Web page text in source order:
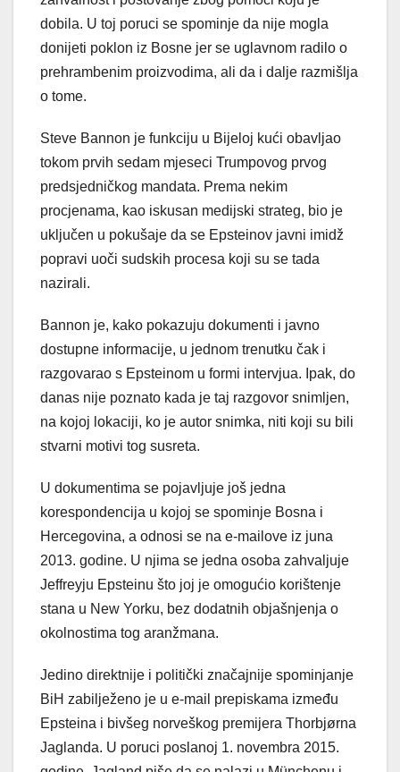
dobila. U toj poruci se spominje da nije mogla
donijeti poklon iz Bosne jer se uglavnom radilo o
prehrambenim proizvodima, ali da i dalje razmišlja
o tome.
Steve Bannon je funkciju u Bijeloj kući obavljao
tokom prvih sedam mjeseci Trumpovog prvog
predsjedničkog mandata. Prema nekim
procjenama, kao iskusan medijski strateg, bio je
uključen u pokušaje da se Epsteinov javni imidž
popravi uoči sudskih procesa koji su se tada
nazirali.
Bannon je, kako pokazuju dokumenti i javno
dostupne informacije, u jednom trenutku čak i
razgovarao s Epsteinom u formi intervjua. Ipak, do
danas nije poznato kada je taj razgovor snimljen,
na kojoj lokaciji, ko je autor snimka, niti koji su bili
stvarni motivi tog susreta.
U dokumentima se pojavljuje još jedna
korespondencija u kojoj se spominje Bosna i
Hercegovina, a odnosi se na e-mailove iz juna
2013. godine. U njima se jedna osoba zahvaljuje
Jeffreyju Epsteinu što joj je omogućio korištenje
stana u New Yorku, bez dodatnih objašnjenja o
okolnostima tog aranžmana.
Jedino direktnije i politički značajnije spominjanje
BiH zabilježeno je u e-mail prepiskama između
Epsteina i bivšeg norveškog premijera Thorbjørna
Jaglanda. U poruci poslanoj 1. novembra 2015.